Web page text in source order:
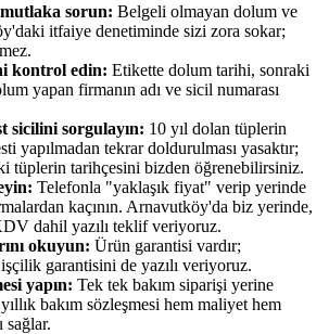
sorun: Belgeli olmayan dolum ve
itfaiye denetiminde sizi zora sokar;
kontrol edin: Etikette dolum tarihi, sonraki
yapan firmanın adı ve sicil numarası
sicilini sorgulayın: 10 yıl dolan tüplerin
yapılmadan tekrar doldurulması yasaktır;
tüplerin tarihçesini bizden öğrenebilirsiniz.
Telefonla "yaklaşık fiyat" verip yerinde
kaçının. Arnavutköy'da biz yerinde,
dahil yazılı teklif veriyoruz.
okuyun: Ürün garantisi vardır;
garantisini de yazılı veriyoruz.
yapın: Tek tek bakım siparişi yerine
bakım sözleşmesi hem maliyet hem
sağlar.